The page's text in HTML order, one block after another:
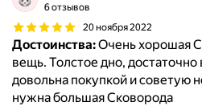
6 отзывов
20 ноября 2022
Достоинства:Очень хорошая
вещь. Толстое дно, достаточно
довольна покупкой и советую
нужна большая Сковорода